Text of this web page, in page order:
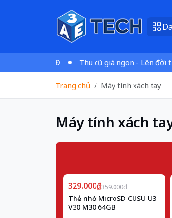
Thu cũ giá ngon - Lên đời tiết
Trang chủ Máy tính xách tay
Máy tính xách
Giảm8%
329.000₫359.000₫
Thẻ nhớ MicroSD CUSU U3
V30 M30 64GB